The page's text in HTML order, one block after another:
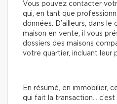
Vous pouvez contacter
qui, en tant que
données. D’ailleurs, dans
maison en vente, il vous
dossiers des maisons
votre quartier, incluant leur
En résumé, en immobilier,
qui fait la transaction… c’est